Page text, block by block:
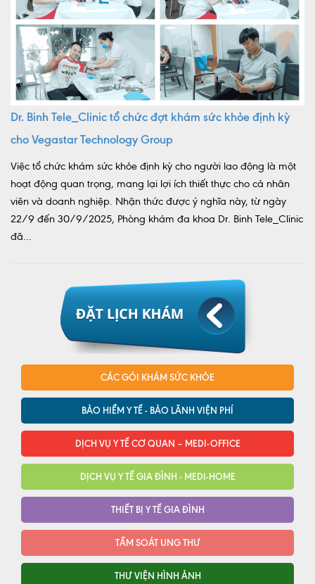
Dr. Binh Tele_Clinic tổ chức đợt khám sức khỏe định kỳ
cho Vegastar Technology Group
Việc tổ chức khám sức khỏe định kỳ cho người lao động là một
hoạt động quan trọng, mang lại lợi ích thiết thực cho cả nhân
viên và doanh nghiệp. Nhận thức được ý nghĩa này, từ ngày
22/9 đến 30/9/2025, Phòng khám đa khoa Dr. Binh Tele_Clinic
đã...
CÁC GÓI KHÁM SỨC KHỎE
BẢO HIỂM Y TẾ - BẢO LÃNH VIỆN PHÍ
DỊCH VỤ Y TẾ CƠ QUAN – MEDI-OFFICE
DỊCH VỤ Y TẾ GIA ĐÌNH - MEDI-HOME
THIẾT BỊ Y TẾ GIA ĐÌNH
TẦM SOÁT UNG THƯ
THƯ VIỆN HÌNH ẢNH